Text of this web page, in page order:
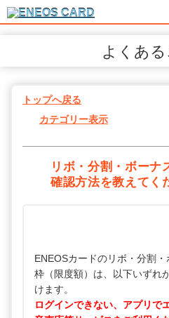
よくある
トップへ戻る
カテゴリー表示
リボ・分割・ボーナ
確認方法を教えてく
ENEOSカードのリボ・分割
枠（限度額）は、以下いずれ
けます。
ログインできない、アプリで